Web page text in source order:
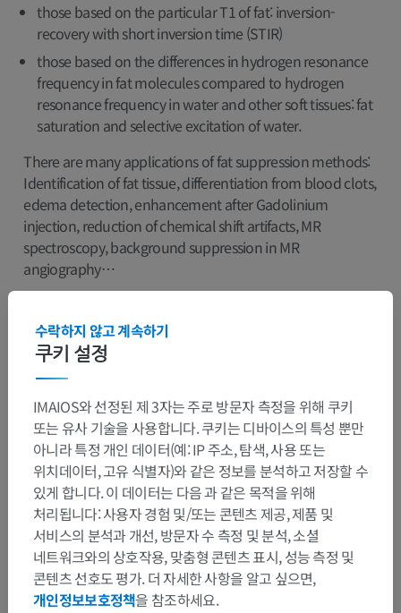
those based on the particular T1 of fat: inversion-
recovery with short inversion time (STIR)
those based on the differences in hydrogen resonance
frequency in fat molecules compared to hydrogen
resonance frequency in water and other soft tissues: fat
saturation and selective excitation of water.
There are many applications of fat suppression methods:
Identification of fat tissue, differentiation from blood clots,
edema detection, enhancement after Gadolinium
injection, reduction of chemical shift artifacts, MR
spectroscopy, background suppression in MR
angiography…
MRI of breast with fat signal
a. MRI in the axial plane before Gadolinium injection
쿠키 설정
수락하지 않고 계속하기
IMAIOS와 선정된 제 3자는 주로 방문자 측정을 위해 쿠키
또는 유사 기술을 사용합니다. 쿠키는 디바이스의 특성 뿐만
아니라 특정 개인 데이터(예: IP 주소, 탐색, 사용 또는
위치데이터, 고유 식별자)와 같은 정보를 분석하고 저장할 수
있게 합니다. 이 데이터는 다음 과 같은 목적을 위해
처리됩니다: 사용자 경험 및/또는 콘텐츠 제공, 제품 및
서비스의 분석과 개선, 방문자 수 측정 및 분석, 소셜
네트워크와의 상호작용, 맞춤형 콘텐츠 표시, 성능 측정 및
콘텐츠 선호도 평가. 더 자세한 사항을 알고 싶으면,
개인정보보호정책을 참조하세요.